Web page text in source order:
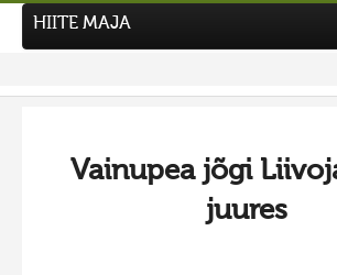
HIITE MAJA
Vainupea jõgi
juures